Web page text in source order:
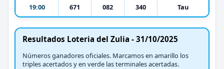
19:00
671 082 340 Tau
Resultados Loteria del Zulia - 31/10/2025
Números ganadores oficiales. Marcamos en amarillo los
triples acertados y en verde las terminales acertadas.